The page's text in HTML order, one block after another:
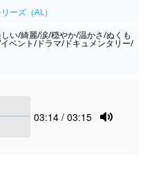
ーズ（AL）
い/綺麗/涙/穏やか/温かさ/ぬくも
ベント/ドラマ/ドキュメンタリー/
Current
03:14 / 03:15